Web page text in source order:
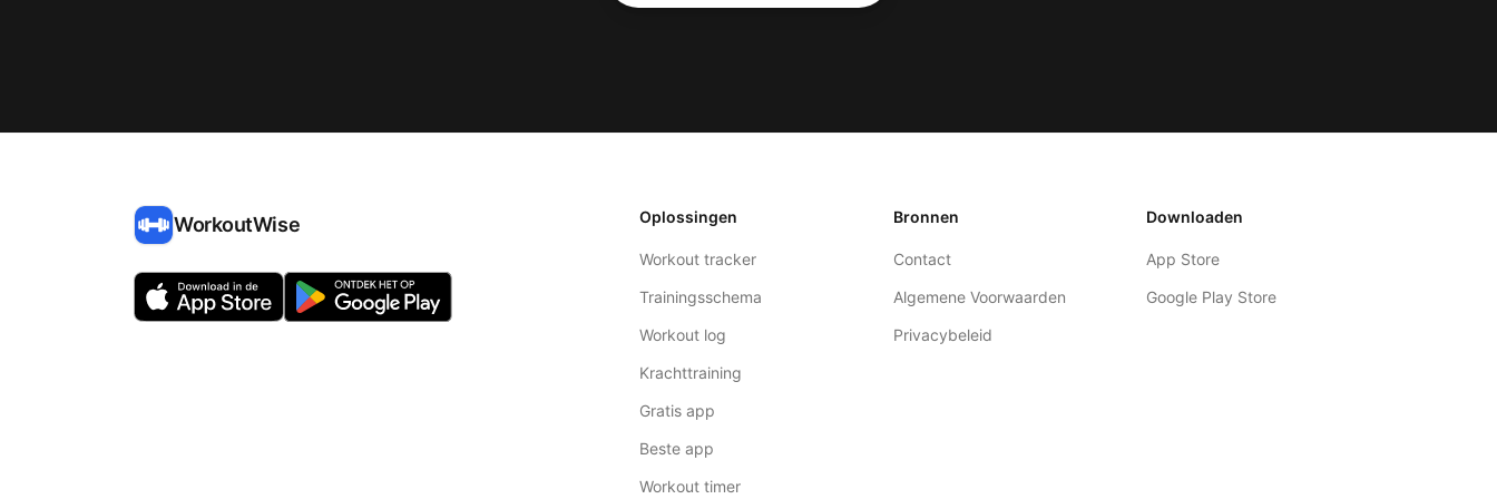
WorkoutWise Oplossingen
Workout tracker
Trainingsschema
Workout log
Krachttraining
Gratis app
Beste app
Workout timer
Bronnen
Contact
Algemene Voorwaarden
Privacybeleid
Downloaden
App Store
Google Play Store